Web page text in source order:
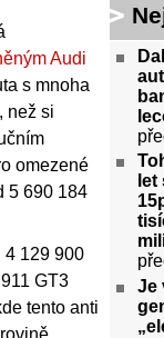
Audi
s mnoha
než si
omezené
5 690 184
4 129 900
GT3
tento anti
Je